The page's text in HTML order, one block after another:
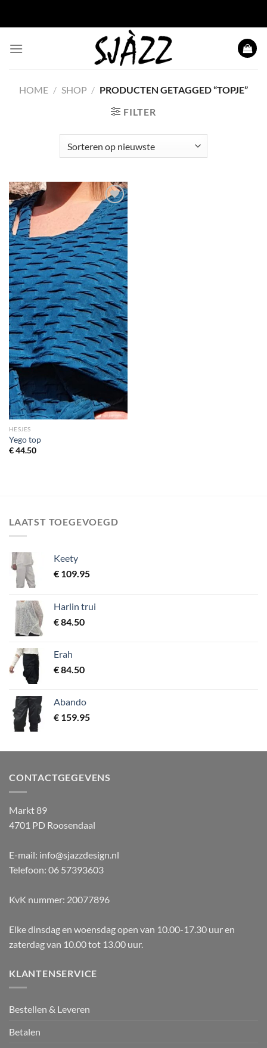
HOME / SHOP / PRODUCTEN GETAGGED “TOPJE”
FILTER
Toevoegen
aan
wenslijst
HESJES
Yego top
€44.50
LAATST TOEGEVOEGD
Keety
€ 109.95
Harlin trui
€84.50
Erah
€84.50
Abando
€ 159.95
CONTACTGEGEVENS
Markt 89
4701 PD Roosendaal
E-mail: info@sjazzdesign.nl
Telefoon: 06 57393603
KvK nummer: 20077896
Elke dinsdag en woensdag open van 10.00-17.30 uur en
zaterdag van 10.00 tot 13.00 uur.
KLANTENSERVICE
Bestellen & Leveren
Betalen